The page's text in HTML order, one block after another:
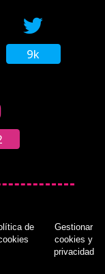
se
9k
de
Gestionar
cookies y
privacidad